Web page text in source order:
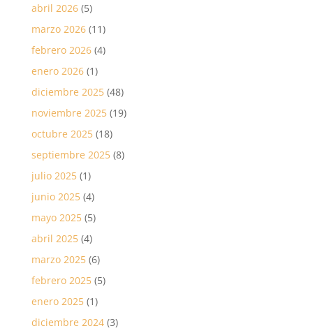
abril 2026(5)
marzo 2026(11)
febrero 2026(4)
enero 2026(1)
diciembre 2025(48)
noviembre 2025(19)
octubre 2025(18)
septiembre 2025(8)
julio 2025(1)
junio 2025(4)
mayo 2025(5)
abril 2025(4)
marzo 2025(6)
febrero 2025(5)
enero 2025(1)
diciembre 2024(3)